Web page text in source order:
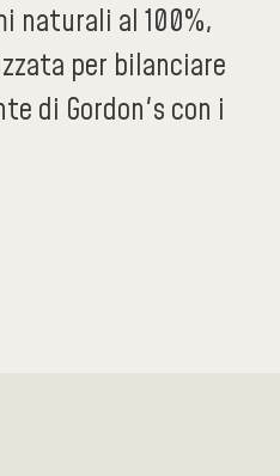
naturali al 100%,
per bilanciare
di Gordon's con i